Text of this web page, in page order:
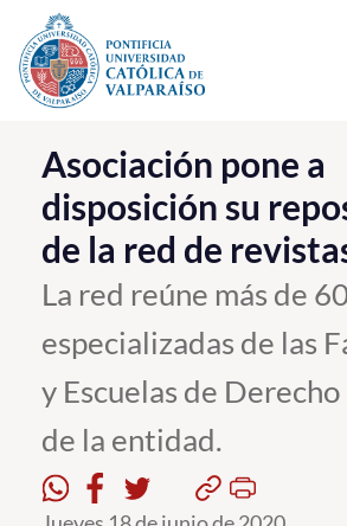
Click acá para ir directamente al contenido
La Universidad
Investigación, Creación e
PUCV Internacional
Vinculación con el Medio
Pregrado
Postgrado
Formación Continua
Asociación pone a
disposición su
de la red de
La red reúne más de
especializadas de las
y Escuelas de
de la entidad.